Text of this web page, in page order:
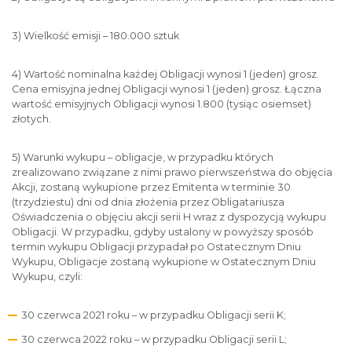
3) Wielkość emisji – 180.000 sztuk
4) Wartość nominalna każdej Obligacji wynosi 1 (jeden) grosz.
Cena emisyjna jednej Obligacji wynosi 1 (jeden) grosz. Łączna
wartość emisyjnych Obligacji wynosi 1.800 (tysiąc osiemset)
złotych.
5) Warunki wykupu – obligacje, w przypadku których
zrealizowano związane z nimi prawo pierwszeństwa do objęcia
Akcji, zostaną wykupione przez Emitenta w terminie 30
(trzydziestu) dni od dnia złożenia przez Obligatariusza
Oświadczenia o objęciu akcji serii H wraz z dyspozycją wykupu
Obligacji. W przypadku, gdyby ustalony w powyższy sposób
termin wykupu Obligacji przypadał po Ostatecznym Dniu
Wykupu, Obligacje zostaną wykupione w Ostatecznym Dniu
Wykupu, czyli:
30 czerwca 2021 roku – w przypadku Obligacji serii K;
30 czerwca 2022 roku – w przypadku Obligacji serii L;